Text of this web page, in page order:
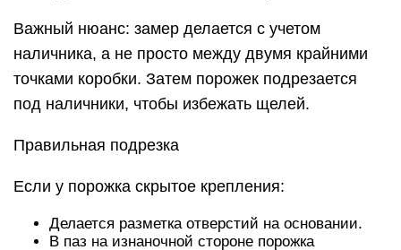
Важный нюанс: замер делается с учетом
наличника, а не просто между двумя крайними
точками коробки. Затем порожек подрезается
под наличники, чтобы избежать щелей.
Правильная подрезка
Если у порожка скрытое крепления:
Делается разметка отверстий на основании.
В паз на изнаночной стороне порожка